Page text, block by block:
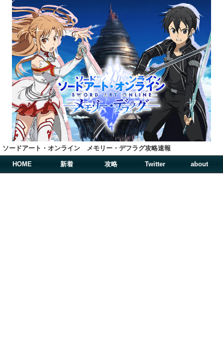
ソードアート・オンライン メモリー・デフラグ攻略速報
HOME 新着 攻略 Twitter about